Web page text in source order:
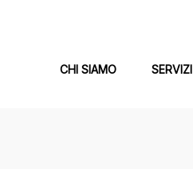
CHI SIAMO SERVIZI